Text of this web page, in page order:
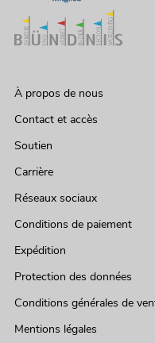
À propos de nous
Contact et accès
Soutien
Carrière
Réseaux sociaux
Conditions de paiement
Expédition
Protection des données
Conditions générales de
Mentions légales